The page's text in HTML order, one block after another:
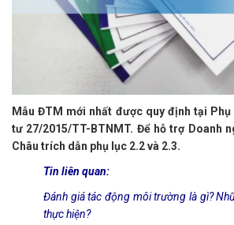
Mẫu ĐTM mới nhất được quy định tại
tư 27/2015/TT-BTNMT. Để hỗ trợ Doanh
Châu trích dẫn phụ lục 2.2 và 2.3.
Tin liên quan:
Đánh giá tác động môi trường là gì?
thực hiện?